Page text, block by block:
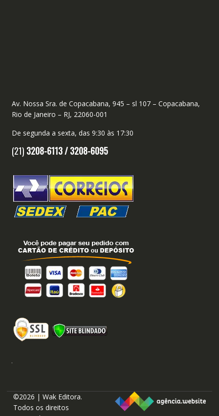
Av. Nossa Sra. de Copacabana, 945 – sl 107 – Copacabana,
Rio de Janeiro – RJ, 22060-001
De segunda a sexta, das 9:30 às 17:30
(21) 3208-6113 /3208-6095
©2026 | Wak Editora.
Todos os direitos